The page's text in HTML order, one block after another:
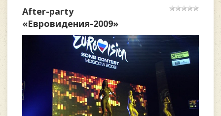
After-party
«Евровидения-2009»